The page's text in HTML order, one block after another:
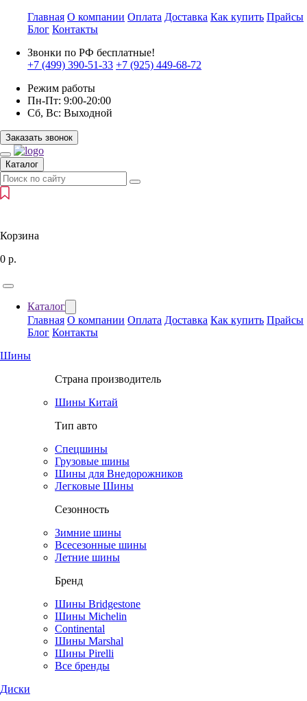
Главная О компании Оплата Доставка Как купить Прайсы
Блог Контакты
Звонки по РФ бесплатные!
+7 (499) 390-51-33 +7 (925) 449-68-72
Режим работы
Пн-Пт: 9:00-20:00
Сб, Вс: Выходной
Заказать звонок
Каталог
Корзина
0 р.
Каталог
Главная О компании Оплата Доставка Как купить Прайсы
Блог Контакты
Шины
Страна производитель
Шины Китай
Тип авто
Спецшины
Грузовые шины
Шины для Внедорожников
Легковые Шины
Сезонность
Зимние шины
Всесезонные шины
Летние шины
Бренд
Шины Bridgestone
Шины Michelin
Continental
Шины Marshal
Шины Pirelli
Все бренды
Диски